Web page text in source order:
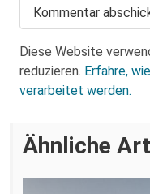
Diese Website
reduzieren. Erfahre,
verarbeitet werden.
Ähnliche